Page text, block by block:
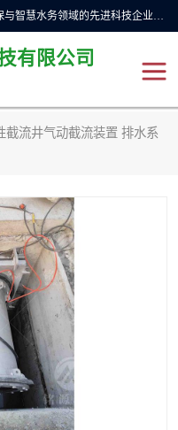
青岛铭源环保科技有限公司是一家专注于环保与智慧水务领域的先进科技企业，公司专注于云智能一体化预制泵站、水务循环利用、海绵城市、云智慧水务开发及新型环保技术研发等领域。铭源环保以为客户提供优质产品、专业技术服务为己任。为客户提供量身定制方案，提供多种配置方案满足实际使用要求。严控供货周期，并提供高标准后期维护。以环保为己任，视质量如生命，以技术做先导，靠诚信赢客户。
有限公司
截流井气动截流装置 排水系
能旋转喷射器
动限流闸门
体化预制泵站
真空冲洗装置
式冲洗装置
体化污水处理泵房